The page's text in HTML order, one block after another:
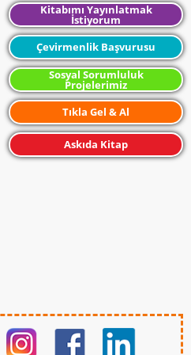
Kitabımı Yayınlatmak
İstiyorum
Çevirmenlik Başvurusu
Sosyal Sorumluluk
Projelerimiz
Tıkla Gel & Al
Askıda Kitap